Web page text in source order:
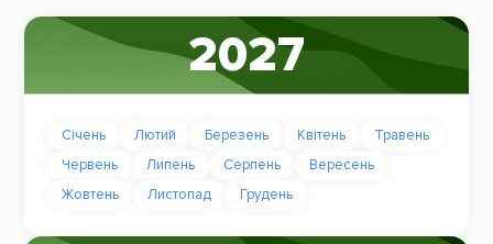
2027
Січень Лютий Березень Квітень
Травень
Червень
Липень Серпень
Вересень
Жовтень
Листопад Грудень